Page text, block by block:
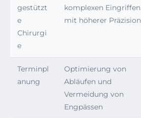
gestützt
e
Chirurgi
e
komplexen Eingriffen
mit höherer Präzision
Terminpl
anung
Optimierung von
Abläufen und
Vermeidung von
Engpässen